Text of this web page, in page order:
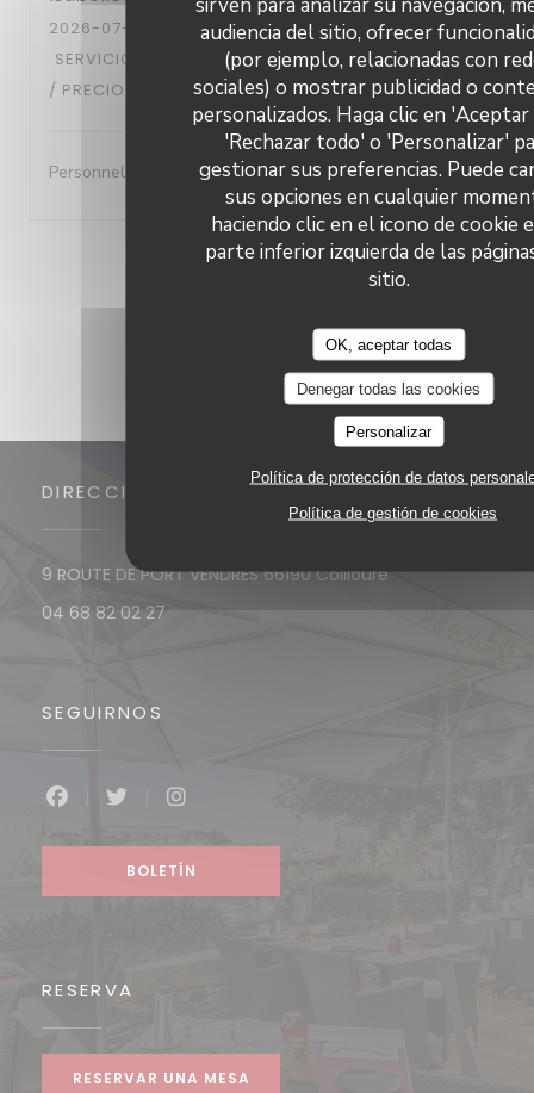
audiencia del sitio, ofrecer
(por ejemplo, relacionadas con
sociales) o mostrar publicidad o
personalizados. Haga clic en
'Rechazar todo' o 'Personalizar'
gestionar sus preferencias. Puede
sus opciones en cualquier
haciendo clic en el icono de cookie
parte inferior izquierda de las
sitio.
OK, aceptar todas
Denegar todas las cookies
Personalizar
Política de protección de datos
Política de gestión de cookies
2026-07-29
- 13:30 - INVITADOS 6
SERVICIO
AMBIENTE : 5/5 MENÚ: 5/5 CALIDAD
/ PRECIO
Personnel très accueillant- A l'écoute- excellent repas
1 2 3
DIRECCIÓN
9 ROUTE DE PORT VENDRES 66190 Collioure((abre en una
04 68 82 02 27
SEGUIRNOS
Facebook ((abre en una nueva ventana))
BOLETÍN
RESERVA
RESERVAR UNA MESA